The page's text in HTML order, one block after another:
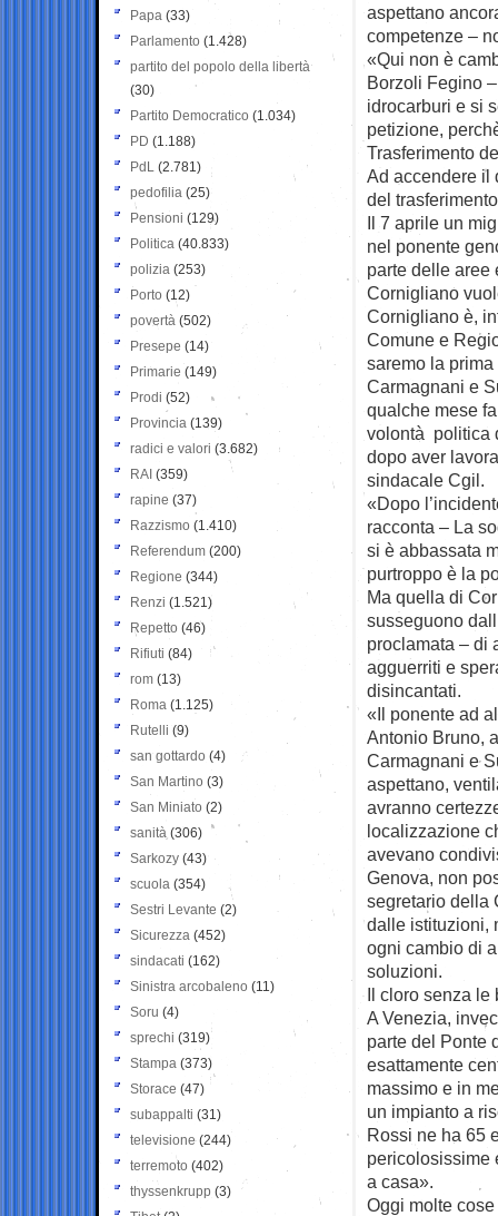
aspettano
competenze –
«Qui non è
Borzoli Fegino
idrocarburi e si
petizione,
Trasferimento
Ad accendere il
del
Il 7 aprile un
nel ponente
parte delle aree
Cornigliano
Cornigliano è,
Comune e
saremo la
Carmagnani e
qualche mese
volontà politica
dopo aver
sindacale Cgil.
«Dopo
racconta – La
si è abbassata
purtroppo è la
Ma quella di
susseguono
proclamata – di
agguerriti e
disincantati.
«Il ponente ad
Antonio Bruno,
Carmagnani e
aspettano,
avranno
localizzazione
avevano
Genova, non
segretario della
dalle istituzioni,
ogni cambio di
soluzioni.
Il cloro senza le
A Venezia,
parte del Ponte
esattamente
massimo e in
un impianto a
Rossi ne ha 65
pericolosissime
a casa».
Oggi molte
Papa (33)
Parlamento (1.428)
partito del popolo della libertà
(30)
Partito Democratico (1.034)
PD (1.188)
PdL (2.781)
pedofilia (25)
Pensioni (129)
Politica (40.833)
polizia (253)
Porto (12)
povertà (502)
Presepe (14)
Primarie (149)
Prodi (52)
Provincia (139)
radici e valori (3.682)
RAI (359)
rapine (37)
Razzismo (1.410)
Referendum (200)
Regione (344)
Renzi (1.521)
Repetto (46)
Rifiuti (84)
rom (13)
Roma (1.125)
Rutelli (9)
san gottardo (4)
San Martino (3)
San Miniato (2)
sanità (306)
Sarkozy (43)
scuola (354)
Sestri Levante (2)
Sicurezza (452)
sindacati (162)
Sinistra arcobaleno (11)
Soru (4)
sprechi (319)
Stampa (373)
Storace (47)
subappalti (31)
televisione(244)
terremoto (402)
thyssenkrupp (3)